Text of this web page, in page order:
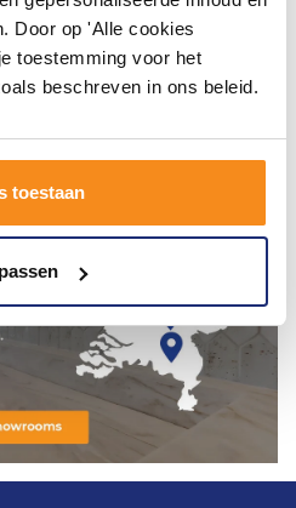
Door op 'Alle cookies
toestemming voor het
beschreven in ons beleid.
toestaan